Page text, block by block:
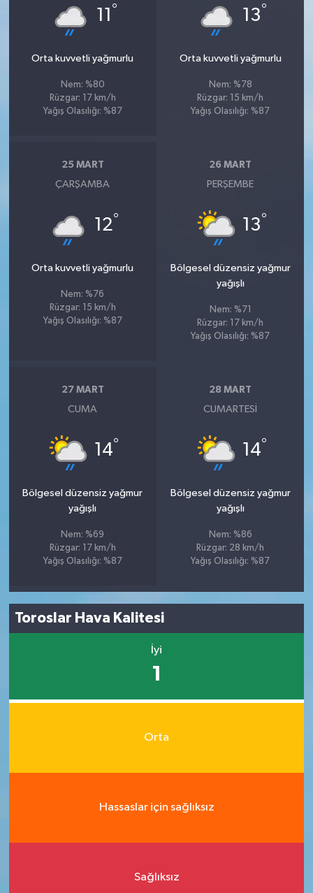
11 °
Orta kuvvetli yağmurlu
Nem: %80
Rüzgar: 17 km/h
Yağış Olasılığı: %87
13°
Orta kuvvetli yağmurlu
Nem: %78
Rüzgar: 15 km/h
Yağış Olasılığı: %87
25 MART
ÇARŞAMBA
12°
Orta kuvvetli yağmurlu
Nem: %76
Rüzgar: 15 km/h
Yağış Olasılığı: %87
26 MART
PERŞEMBE
13°
Bölgesel düzensiz yağmur
yağışlı
Nem: %71
Rüzgar: 17 km/h
Yağış Olasılığı: %87
27 MART
CUMA
14°
Bölgesel düzensiz yağmur
yağışlı
Nem: %69
Rüzgar: 17 km/h
Yağış Olasılığı: %87
28 MART
CUMARTESI
14°
Bölgesel düzensiz yağmur
yağışlı
Nem: %86
Rüzgar: 28 km/h
Yağış Olasılığı: %87
Toroslar Hava Kalitesi
İyi
1
Orta
Hassaslar için sağlıksız
Sağlıksız